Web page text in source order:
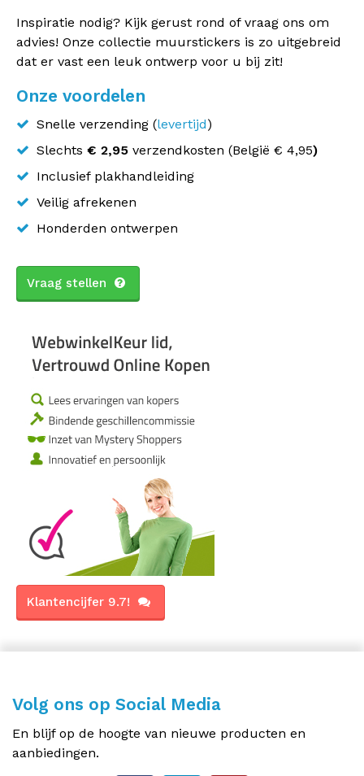
Inspiratie nodig? Kijk gerust rond of vraag ons om
advies! Onze collectie muurstickers is zo uitgebreid
dat er vast een leuk ontwerp voor u bij zit!
Onze voordelen
Snelle verzending (levertijd)
Slechts € 2,95 verzendkosten (België € 4,95)
Inclusief plakhandleiding
Veilig afrekenen
Honderden ontwerpen
Vraag stellen
Klantencijfer 9.7!
Volg ons op Social Media
En blijf op de hoogte van nieuwe producten en
aanbiedingen.